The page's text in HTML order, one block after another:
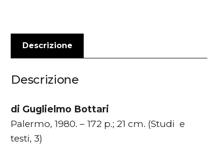
Descrizione
Descrizione
di Guglielmo Bottari
Palermo, 1980. – 172 p.; 21 cm. (Studi e
testi, 3)